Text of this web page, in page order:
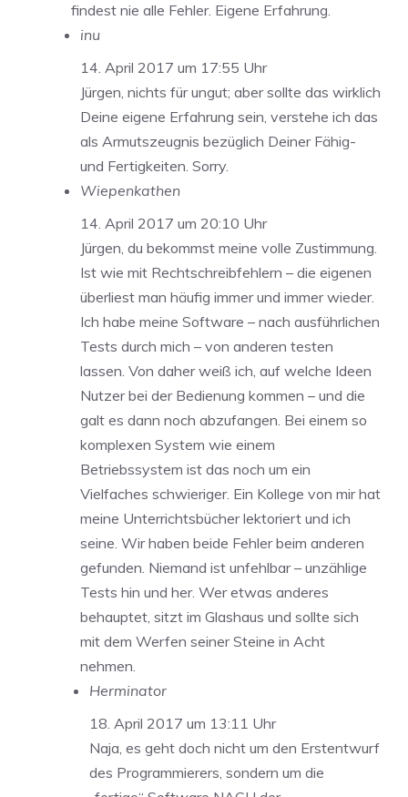
findest nie alle Fehler. Eigene Erfahrung.
inu
14. April 2017 um 17:55 Uhr
Jürgen, nichts für ungut; aber sollte das wirklich
Deine eigene Erfahrung sein, verstehe ich das
als Armutszeugnis bezüglich Deiner Fähig-
und Fertigkeiten. Sorry.
Wiepenkathen
14. April 2017 um 20:10 Uhr
Jürgen, du bekommst meine volle Zustimmung.
Ist wie mit Rechtschreibfehlern – die eigenen
überliest man häufig immer und immer wieder.
Ich habe meine Software – nach ausführlichen
Tests durch mich – von anderen testen
lassen. Von daher weiß ich, auf welche Ideen
Nutzer bei der Bedienung kommen – und die
galt es dann noch abzufangen. Bei einem so
komplexen System wie einem
Betriebssystem ist das noch um ein
Vielfaches schwieriger. Ein Kollege von mir hat
meine Unterrichtsbücher lektoriert und ich
seine. Wir haben beide Fehler beim anderen
gefunden. Niemand ist unfehlbar – unzählige
Tests hin und her. Wer etwas anderes
behauptet, sitzt im Glashaus und sollte sich
mit dem Werfen seiner Steine in Acht
nehmen.
Herminator
18. April 2017 um 13:11 Uhr
Naja, es geht doch nicht um den Erstentwurf
des Programmierers, sondern um die